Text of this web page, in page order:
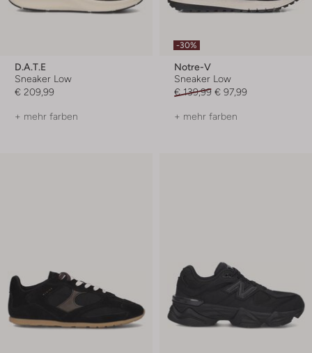
D.a.t.e
Sneaker Low
€ 209,99
+ mehr farben
-30%
Notre-V
Sneaker Low
€ 139,99 € 97,99
+ mehr farben